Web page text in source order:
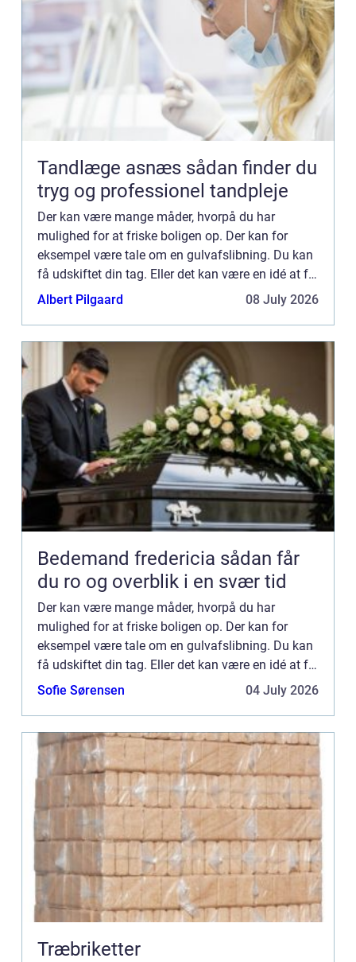
Tandlæge asnæs sådan finder du
tryg og professionel tandpleje
Der kan være mange måder, hvorpå du har
mulighed for at friske boligen op. Der kan for
eksempel være tale om en gulvafslibning. Du kan
få udskiftet din tag. Eller det kan være en idé at få
nye døre. På klarwindows.co.uk har du mulighed
Albert Pilgaard 08 July 2026
Bedemand fredericia sådan får
du ro og overblik i en svær tid
Der kan være mange måder, hvorpå du har
mulighed for at friske boligen op. Der kan for
eksempel være tale om en gulvafslibning. Du kan
få udskiftet din tag. Eller det kan være en idé at få
nye døre. På klarwindows.co.uk har du mulighed
Sofie Sørensen 04 July 2026
Træbriketter